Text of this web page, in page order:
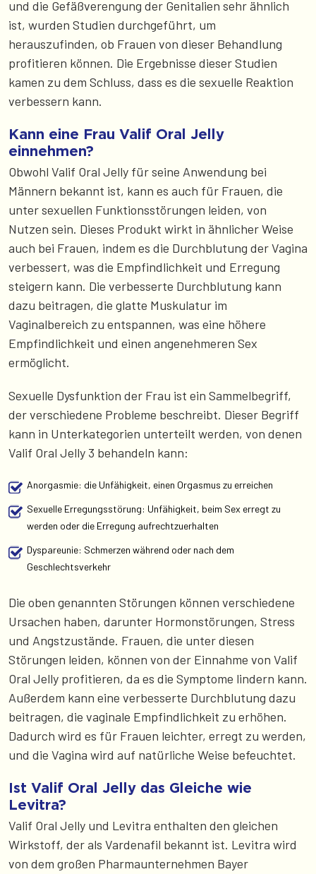
und die Gefäßverengung der Genitalien sehr ähnlich
ist, wurden Studien durchgeführt, um
herauszufinden, ob Frauen von dieser Behandlung
profitieren können. Die Ergebnisse dieser Studien
kamen zu dem Schluss, dass es die sexuelle Reaktion
verbessern kann.
Kann eine Frau Valif Oral Jelly
einnehmen?
Obwohl Valif Oral Jelly für seine Anwendung bei
Männern bekannt ist, kann es auch für Frauen, die
unter sexuellen Funktionsstörungen leiden, von
Nutzen sein. Dieses Produkt wirkt in ähnlicher Weise
auch bei Frauen, indem es die Durchblutung der Vagina
verbessert, was die Empfindlichkeit und Erregung
steigern kann. Die verbesserte Durchblutung kann
dazu beitragen, die glatte Muskulatur im
Vaginalbereich zu entspannen, was eine höhere
Empfindlichkeit und einen angenehmeren Sex
ermöglicht.
Sexuelle Dysfunktion der Frau ist ein Sammelbegriff,
der verschiedene Probleme beschreibt. Dieser Begriff
kann in Unterkategorien unterteilt werden, von denen
Valif Oral Jelly 3 behandeln kann:
Anorgasmie: die Unfähigkeit, einen Orgasmus zu erreichen
Sexuelle Erregungsstörung: Unfähigkeit, beim Sex erregt zu
werden oder die Erregung aufrechtzuerhalten
Dyspareunie: Schmerzen während oder nach dem
Geschlechtsverkehr
Die oben genannten Störungen können verschiedene
Ursachen haben, darunter Hormonstörungen, Stress
und Angstzustände. Frauen, die unter diesen
Störungen leiden, können von der Einnahme von Valif
Oral Jelly profitieren, da es die Symptome lindern kann.
Außerdem kann eine verbesserte Durchblutung dazu
beitragen, die vaginale Empfindlichkeit zu erhöhen.
Dadurch wird es für Frauen leichter, erregt zu werden,
und die Vagina wird auf natürliche Weise befeuchtet.
Ist Valif Oral Jelly das Gleiche wie
Levitra?
Valif Oral Jelly und Levitra enthalten den gleichen
Wirkstoff, der als Vardenafil bekannt ist. Levitra wird
von dem großen Pharmaunternehmen Bayer